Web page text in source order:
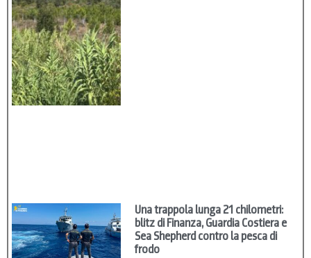
Una trappola lunga 21 chilometri:
blitz di Finanza, Guardia Costiera e
Sea Shepherd contro la pesca di
frodo